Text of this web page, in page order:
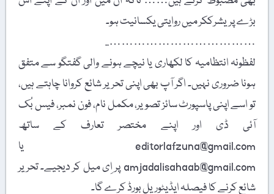
بڑے پریشرککر میں روایتی یکسانیت ہو۔
………………………………..
لفظونہ انتظامیہ کا لکھاری یا نیچے ہونے والی گفتگو سے متفق
ہونا ضروری نہیں۔ اگر آپ بھی اپنی تحریر شائع کروانا چاہتے ہیں،
تو اسے اپنی پاسپورٹ سائز تصویر، مکمل نام، فون نمبر، فیس بُک
آئی ڈی اور اپنے مختصر تعارف کے ساتھ
editorlafzuna@gmail.com یا
amjadalisahaab@gmail.com پر اِی میل کر دیجیے۔ تحریر
شائع کرنے کا فیصلہ ایڈیٹوریل بورڈ کرے گا۔